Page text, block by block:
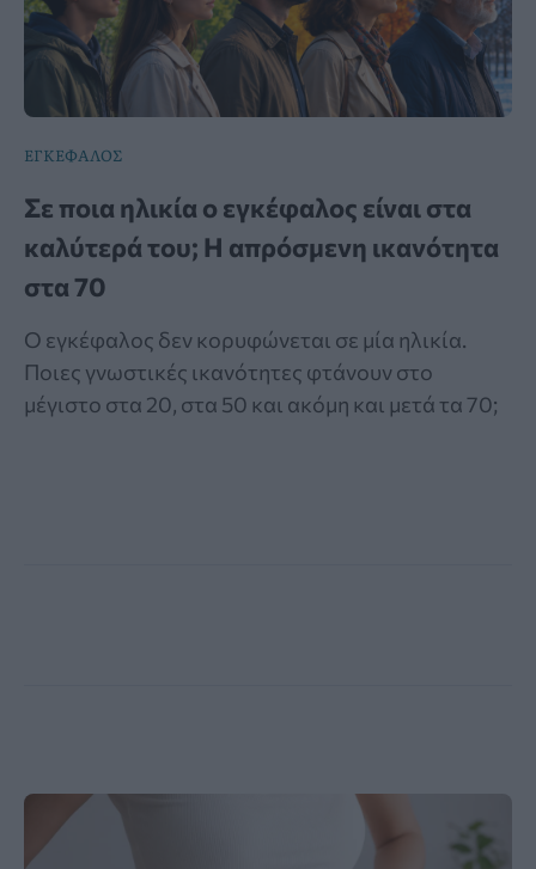
ΕΓΚΕΦΑΛΟΣ
Σε ποια ηλικία ο εγκέφαλος είναι στα
καλύτερά του; Η απρόσμενη ικανότητα
στα 70
Ο εγκέφαλος δεν κορυφώνεται σε μία ηλικία.
Ποιες γνωστικές ικανότητες φτάνουν στο
μέγιστο στα 20, στα 50 και ακόμη και μετά τα 70;